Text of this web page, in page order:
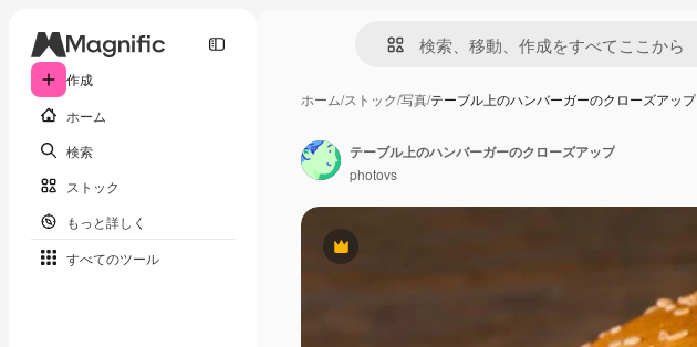
作成
ホーム
検索
ストック
もっと詳しく
すべてのツール
ホーム/ストック/写真/テーブル上のハンバーガーのクローズアップ
Premium
テーブル上のハンバーガーのクローズアップ
photovs